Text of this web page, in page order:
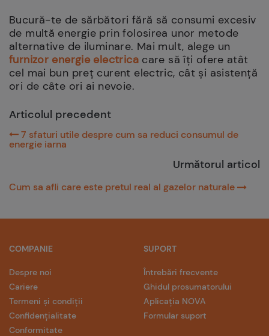
Bucură-te de sărbători fără să consumi excesiv
de multă energie prin folosirea unor metode
alternative de iluminare. Mai mult, alege un
furnizor energie electricacare să îți ofere atât
cel mai bun preț curent electric, cât și asistență
ori de câte ori ai nevoie.
Articolul precedent
7 sfaturi utile despre cum sa reduci consumul de
energie iarna
Următorul articol
Cum sa afli care este pretul real al gazelor naturale
COMPANIE
Despre noi
Cariere
Termeni și condiții
Confidențialitate
Conformitate
SUPORT
Întrebări frecvente
Ghidul prosumatorului
Aplicația NOVA
Formular suport